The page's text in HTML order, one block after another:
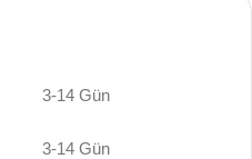
3-14 Gün
3-14 Gün